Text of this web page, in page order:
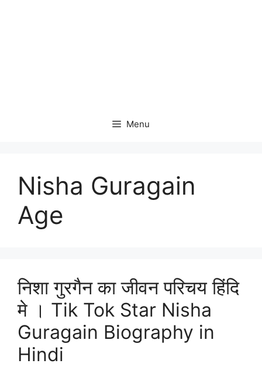
Menu
Nisha Guragain
Age
निशा गुरगैन का जीवन परिचय हिंदि
मे । Tik Tok Star Nisha
Guragain Biography in
Hindi